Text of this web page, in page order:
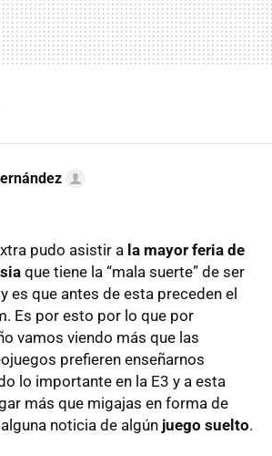
pudo asistir a la mayor feria de
que tiene la “mala suerte” de ser
es que antes de esta preceden el
Es por esto por lo que por
vamos viendo más que las
prefieren enseñarnos
lo importante en la E3 y a esta
más que migajas en forma de
noticia de algún juego suelto.